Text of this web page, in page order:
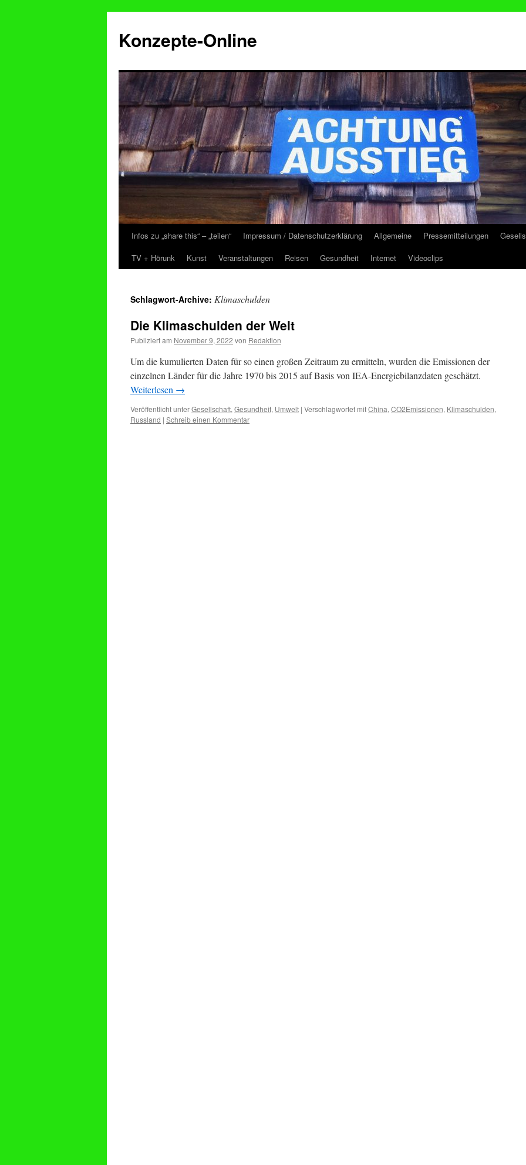
Konzepte-Online
Zum
Inhalt
Infos zu „share this“ – „teilen“ Impressum / Datenschutzerklärung Allgemeine Pressemitteilungen
TV + Hörunk
Kunst Veranstaltungen Reisen Gesundheit Internet Videoclips
Schlagwort-Archive: Klimaschulden
Die Klimaschulden der Welt
Publiziert am November 9, 2022 von Redaktion
Um die kumulierten Daten für so einen großen Zeitraum zu ermitteln, wurden die Emissionen der
einzelnen Länder für die Jahre 1970 bis 2015 auf Basis von IEA-Energiebilanzdaten geschätzt.
Weiterlesen →
Veröffentlicht unterGesellschaft, Gesundheit, Umwelt | Verschlagwortet mitChina, CO2Emissionen, Klimaschulden,
Russland | Schreib einen Kommentar